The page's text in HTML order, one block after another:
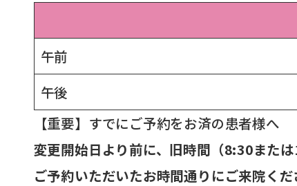
午前
午後
【重要】すでにご予約をお済の患者様へ
変更開始日より前に、旧時間（8:30また
ご予約いただいたお時間通りにご来院くだ